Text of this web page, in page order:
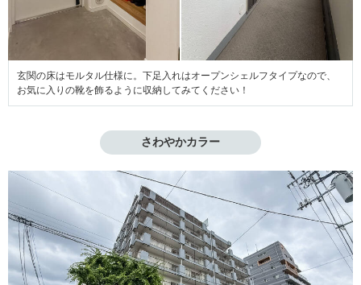
玄関の床はモルタル仕様に。下足入れはオープンシェルフタイプなので、
お気に入りの靴を飾るように収納してみてください！
さわやかカラー